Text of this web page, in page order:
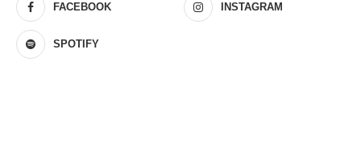
FACEBOOK INSTAGRAM
SPOTIFY